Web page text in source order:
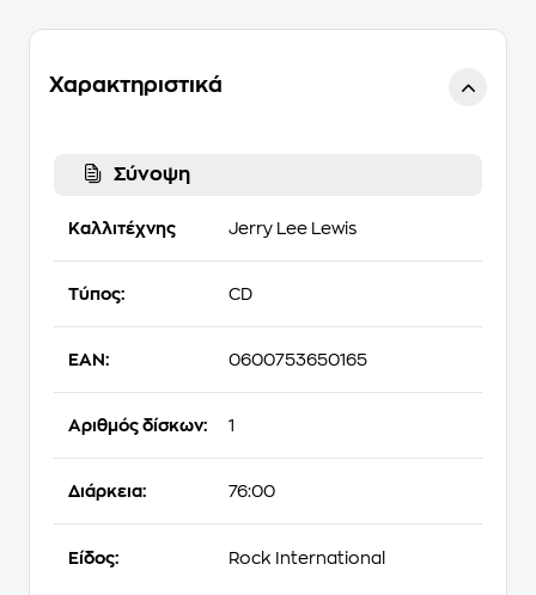
Χαρακτηριστικά
Σύνοψη
Καλλιτέχνης Jerry Lee Lewis
Τύπος: CD
EAN: 0600753650165
Αριθμός δίσκων: 1
Διάρκεια: 76:00
Είδος: Rock International